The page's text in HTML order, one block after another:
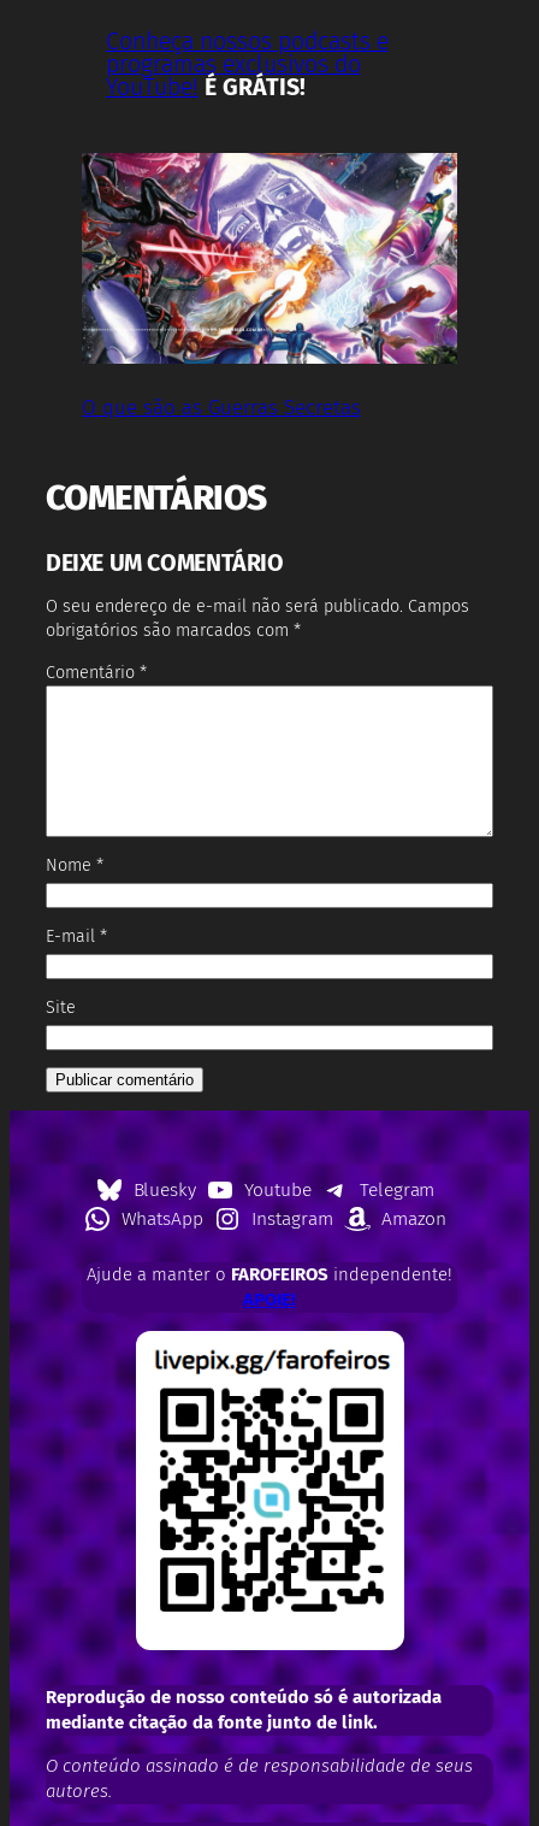
Conheça nossos podcasts e
programas exclusivos do
YouTube! É GRÁTIS!
O que são as Guerras Secretas
COMENTÁRIOS
DEIXE UM COMENTÁRIO
O seu endereço de e-mail não será publicado. Campos
obrigatórios são marcados com *
Comentário *
Nome *
E-mail *
Site
Bluesky Youtube
Telegram
WhatsApp
Instagram Amazon
Ajude a manter o FAROFEIROSindependente!
APOIE!
Reprodução de nosso conteúdo só é autorizada
mediante citação da fonte junto de link.
O conteúdo assinado é de responsabilidade de seus
autores.